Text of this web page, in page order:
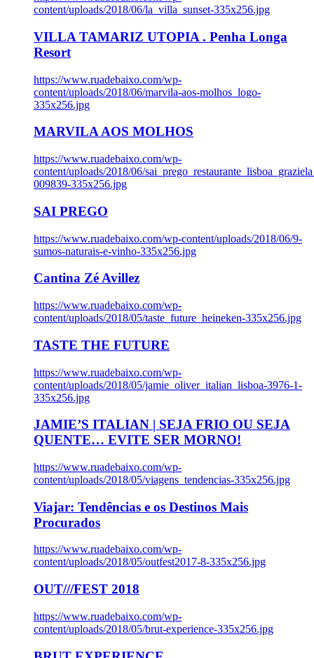
content/uploads/2018/06/la_villa_sunset-335x256.jpg
VILLA TAMARIZ UTOPIA . Penha Longa
Resort
https://www.ruadebaixo.com/wp-
content/uploads/2018/06/marvila-aos-molhos_logo-
335x256.jpg
MARVILA AOS MOLHOS
https://www.ruadebaixo.com/wp-
content/uploads/2018/06/
009839-335x256.jpg
SAI PREGO
https://www.ruadebaixo.com/wp-content/uploads/2018/06/9-
sumos-naturais-e-vinho-335x256.jpg
Cantina Zé Avillez
https://www.ruadebaixo.com/wp-
content/uploads/2018/05/taste_future_heineken-335x256.jpg
TASTE THE FUTURE
https://www.ruadebaixo.com/wp-
content/uploads/2018/05/jamie_oliver_italian_lisboa-3976-1-
335x256.jpg
JAMIE’S ITALIAN | SEJA FRIO OU SEJA
QUENTE… EVITE SER MORNO!
https://www.ruadebaixo.com/wp-
content/uploads/2018/05/viagens_tendencias-335x256.jpg
Viajar: Tendências e os Destinos Mais
Procurados
https://www.ruadebaixo.com/wp-
content/uploads/2018/05/outfest2017-8-335x256.jpg
OUT///FEST 2018
https://www.ruadebaixo.com/wp-
content/uploads/2018/05/brut-experience-335x256.jpg